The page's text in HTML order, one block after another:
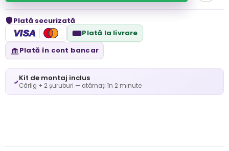
Plată securizată
VISA
Plată la livrare
Plată în cont bancar
Kit de montaj inclus
Cârlig + 2 șuruburi — atârnați în 2 minute